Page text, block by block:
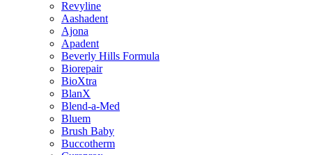
Revyline
Aashadent
Ajona
Apadent
Beverly Hills Formula
Biorepair
BioXtra
BlanX
Blend-a-Med
Bluem
Brush Baby
Buccotherm